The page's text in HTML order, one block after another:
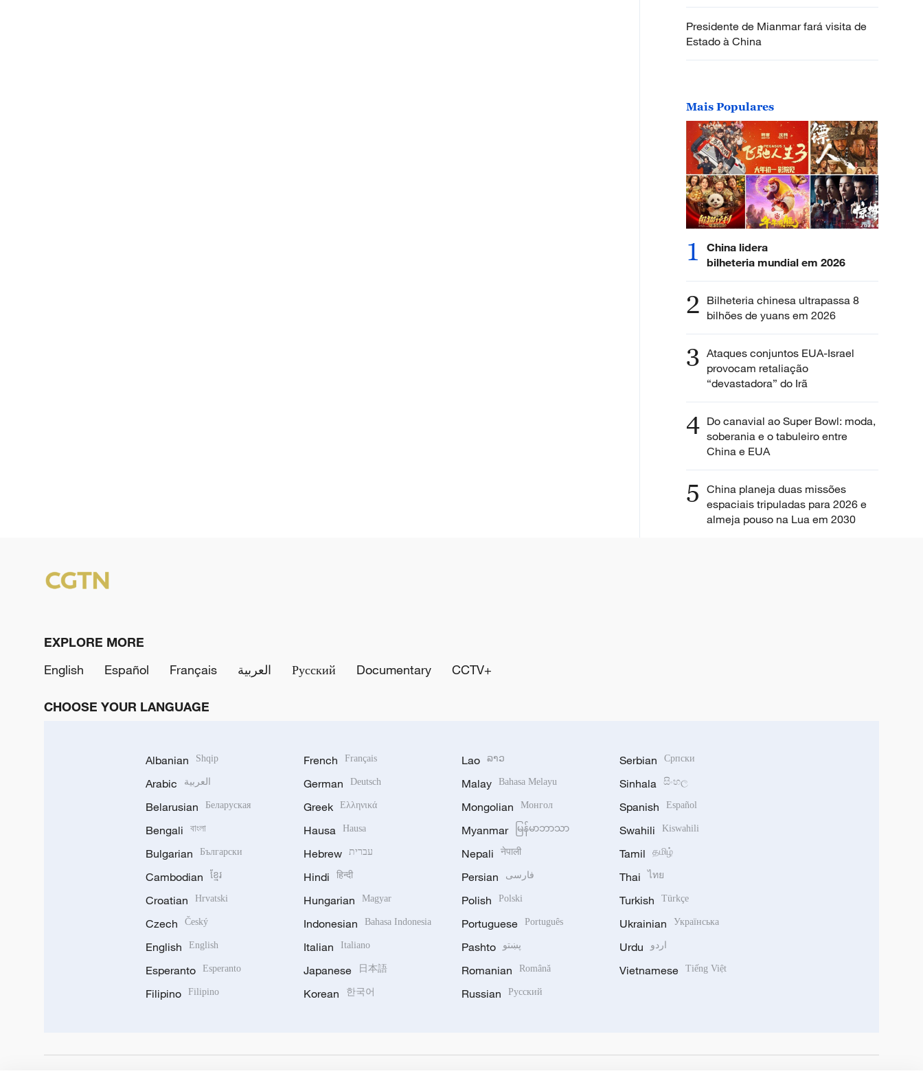
Presidente de Mianmar fará visita de
Estado à China
Mais Populares
1
China lidera
bilheteria mundial em 2026
2 Bilheteria chinesa ultrapassa 8
bilhões de yuans em 2026
3 Ataques conjuntos EUA-Israel
provocam retaliação
“devastadora” do Irã
4 Do canavial ao Super Bowl: moda,
soberania e o tabuleiro entre
China e EUA
5 China planeja duas missões
espaciais tripuladas para 2026 e
almeja pouso na Lua em 2030
EXPLORE MORE
English
Español Français العربية Русский Documentary CCTV+
CHOOSE YOUR LANGUAGE
Albanian Shqip
Arabic العربية
Belarusian Беларуская
Bengali বাংলা
Bulgarian Български
Cambodian ខ្មែរ
Croatian Hrvatski
Czech Český
English English
Esperanto Esperanto
Filipino Filipino
French Français
German Deutsch
Greek Ελληνικά
Hausa Hausa
Hebrew עברית
Hindi हिन्दी
Hungarian Magyar
Indonesian Bahasa Indonesia
Italian Italiano
Japanese 日本語
Korean 한국어
Lao ລາວ
Malay Bahasa Melayu
Mongolian Монгол
Myanmar မြန်မာဘာသာ
Nepali नेपाली
Persian فارسی
Polish Polski
Portuguese Português
Pashto پښتو
Romanian Română
Russian Русский
Serbian Српски
Sinhala සිංහල
Spanish Español
Swahili Kiswahili
Tamil தமிழ்
Thai ไทย
Turkish Türkçe
Ukrainian Українська
Urdu اردو
Vietnamese Tiếng Việt